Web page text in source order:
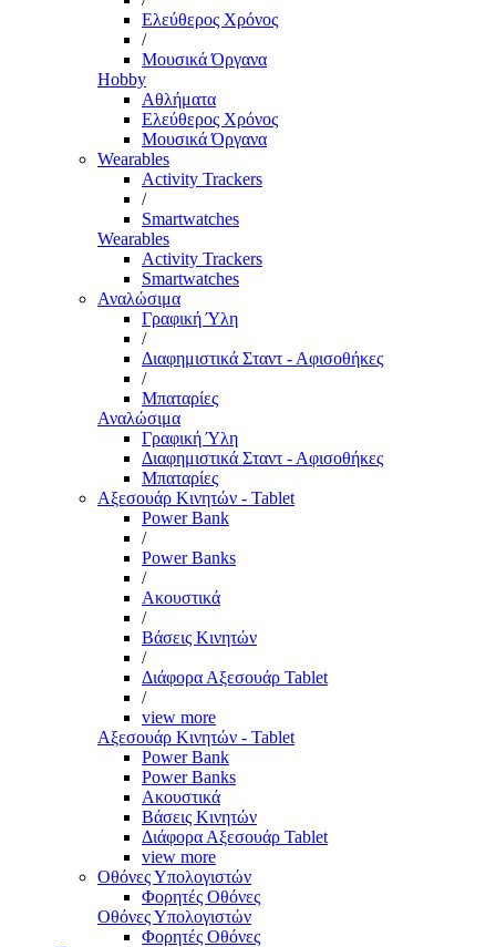
Ελεύθερος Χρόνος
/
Μουσικά Όργανα
Hobby
Αθλήματα
Ελεύθερος Χρόνος
Μουσικά Όργανα
Wearables
Activity Trackers
/
Smartwatches
Wearables
Activity Trackers
Smartwatches
Αναλώσιμα
Γραφική Ύλη
/
Διαφημιστικά Σταντ - Αφισοθήκες
/
Μπαταρίες
Αναλώσιμα
Γραφική Ύλη
Διαφημιστικά Σταντ - Αφισοθήκες
Μπαταρίες
Αξεσουάρ Κινητών - Tablet
Power Bank
/
Power Banks
/
Ακουστικά
/
Βάσεις Κινητών
/
Διάφορα Αξεσουάρ Tablet
/
view more
Αξεσουάρ Κινητών - Tablet
Power Bank
Power Banks
Ακουστικά
Βάσεις Κινητών
Διάφορα Αξεσουάρ Tablet
view more
Οθόνες Υπολογιστών
Φορητές Οθόνες
Οθόνες Υπολογιστών
Φορητές Οθόνες